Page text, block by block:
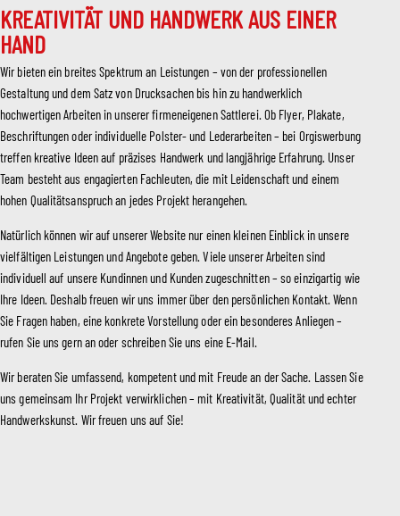
KREATIVITÄT UND HANDWERK AUS EINER
HAND
Wir bieten ein breites Spektrum an Leistungen – von der professionellen
Gestaltung und dem Satz von Drucksachen bis hin zu handwerklich
hochwertigen Arbeiten in unserer firmeneigenen Sattlerei. Ob Flyer, Plakate,
Beschriftungen oder individuelle Polster- und Lederarbeiten – bei Orgiswerbung
treffen kreative Ideen auf präzises Handwerk und langjährige Erfahrung. Unser
Team besteht aus engagierten Fachleuten, die mit Leidenschaft und einem
hohen Qualitätsanspruch an jedes Projekt herangehen.
Natürlich können wir auf unserer Website nur einen kleinen Einblick in unsere
vielfältigen Leistungen und Angebote geben. Viele unserer Arbeiten sind
individuell auf unsere Kundinnen und Kunden zugeschnitten – so einzigartig wie
Ihre Ideen. Deshalb freuen wir uns immer über den persönlichen Kontakt. Wenn
Sie Fragen haben, eine konkrete Vorstellung oder ein besonderes Anliegen –
rufen Sie uns gern an oder schreiben Sie uns eine E-Mail.
Wir beraten Sie umfassend, kompetent und mit Freude an der Sache. Lassen Sie
uns gemeinsam Ihr Projekt verwirklichen – mit Kreativität, Qualität und echter
Handwerkskunst. Wir freuen uns auf Sie!